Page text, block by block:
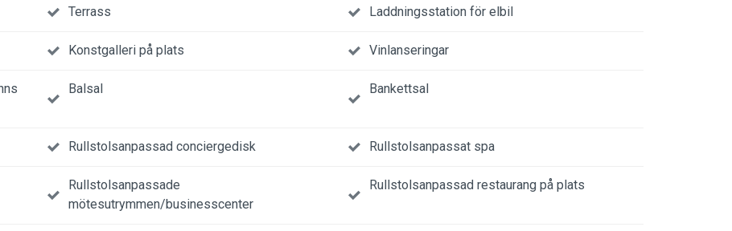
Terrass Laddningsstation för elbil
Konstgalleri på plats Vinlanseringar
Balsal Bankettsal
Rullstolsanpassad conciergedisk Rullstolsanpassat spa
Rullstolsanpassade
mötesutrymmen/businesscenter
Rullstolsanpassad restaurang på plats